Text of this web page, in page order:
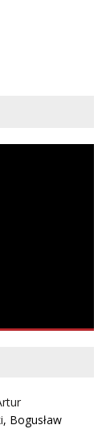
, Bogusław